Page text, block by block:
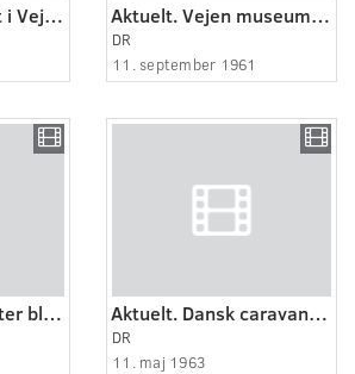
Aktuelt. Troldefest i Vejen. Aktuelt. Vejen museum og billedhuggeren Hansen-Jacobsen.
DR
11. september 1961
Aktuelt. Børn planter blomsterløg i park i Vejen. Aktuelt. Dansk caravanklub holder landsstævne i Vejen.
DR
11. maj 1963